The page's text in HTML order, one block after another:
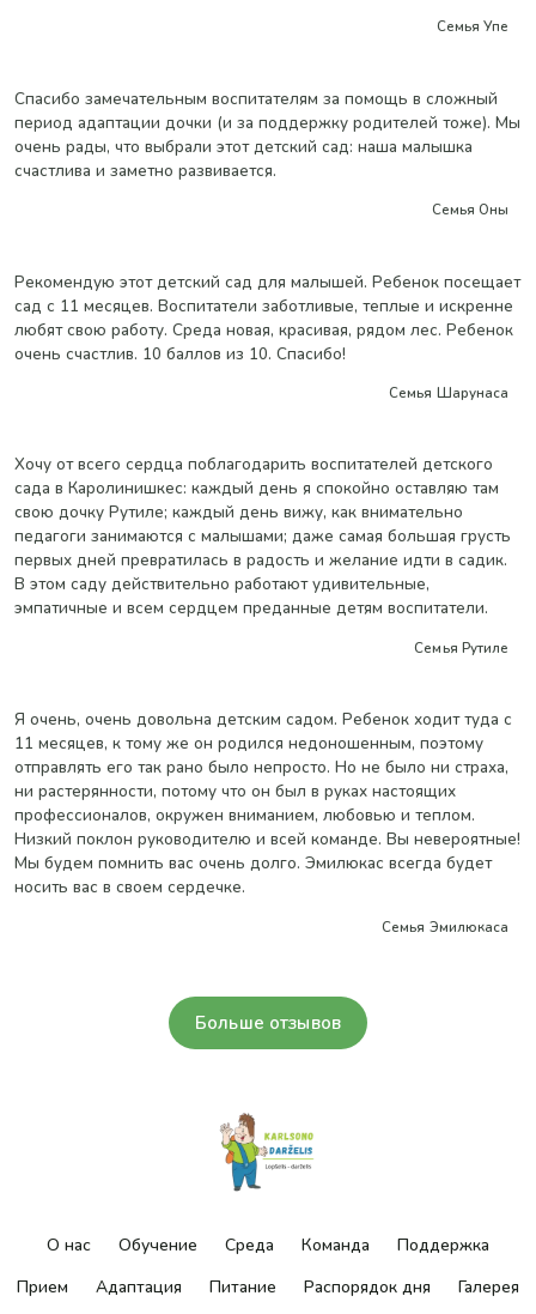
Семья Упе
Спасибо замечательным воспитателям за помощь в сложный
период адаптации дочки (и за поддержку родителей тоже). Мы
очень рады, что выбрали этот детский сад: наша малышка
счастлива и заметно развивается.
Семья Оны
Рекомендую этот детский сад для малышей. Ребенок посещает
сад с 11 месяцев. Воспитатели заботливые, теплые и искренне
любят свою работу. Среда новая, красивая, рядом лес. Ребенок
очень счастлив. 10 баллов из 10. Спасибо!
Семья Шарунаса
Хочу от всего сердца поблагодарить воспитателей детского
сада в Каролинишкес: каждый день я спокойно оставляю там
свою дочку Рутиле; каждый день вижу, как внимательно
педагоги занимаются с малышами; даже самая большая грусть
первых дней превратилась в радость и желание идти в садик.
В этом саду действительно работают удивительные,
эмпатичные и всем сердцем преданные детям воспитатели.
Семья Рутиле
Я очень, очень довольна детским садом. Ребенок ходит туда с
11 месяцев, к тому же он родился недоношенным, поэтому
отправлять его так рано было непросто. Но не было ни страха,
ни растерянности, потому что он был в руках настоящих
профессионалов, окружен вниманием, любовью и теплом.
Низкий поклон руководителю и всей команде. Вы невероятные!
Мы будем помнить вас очень долго. Эмилюкас всегда будет
носить вас в своем сердечке.
Семья Эмилюкаса
Больше отзывов
О нас Обучение Среда Команда
Поддержка
Прием
Адаптация Питание Распорядок дня Галерея